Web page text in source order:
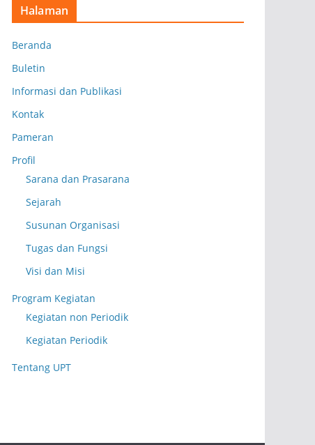
Halaman
Beranda
Buletin
Informasi dan Publikasi
Kontak
Pameran
Profil
Sarana dan Prasarana
Sejarah
Susunan Organisasi
Tugas dan Fungsi
Visi dan Misi
Program Kegiatan
Kegiatan non Periodik
Kegiatan Periodik
Tentang UPT